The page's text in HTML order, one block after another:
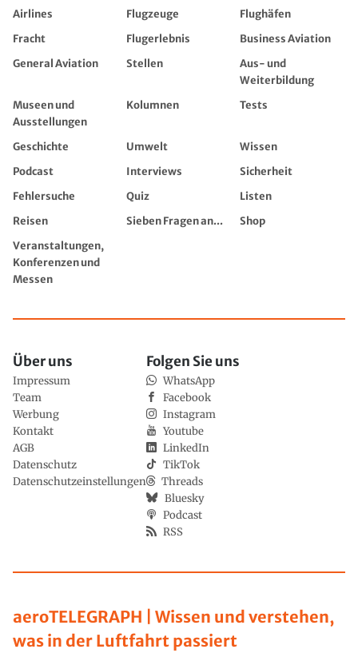
Airlines Flugzeuge
Flughäfen
Fracht
Flugerlebnis
Business Aviation
General Aviation
Stellen
Aus- und
Weiterbildung
Museen und
Ausstellungen
Kolumnen Tests
Geschichte Umwelt
Wissen
Podcast
Interviews
Sicherheit
Fehlersuche
Quiz
Listen
Reisen
Sieben Fragen an...
Shop
Veranstaltungen,
Konferenzen und
Messen
aeroTELEGRAPH | Wissen und verstehen,
was in der Luftfahrt passiert
Über uns
Impressum
Team
Werbung
Kontakt
AGB
Datenschutz
Datenschutzeinstellungen
Folgen Sie uns
WhatsApp
Facebook
Instagram
Youtube
LinkedIn
TikTok
Threads
Bluesky
Podcast
RSS